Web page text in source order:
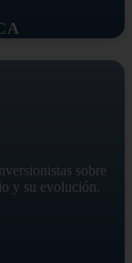
sobre
y su evolución.